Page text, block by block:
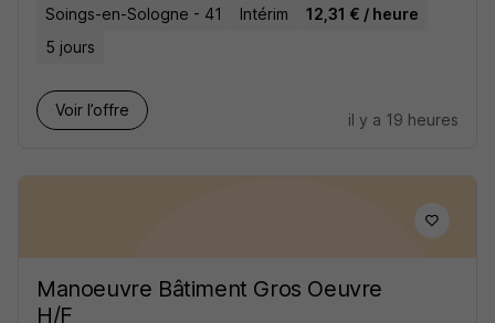
Soings-en-Sologne - 41 Intérim
12,31 € / heure
5 jours
Voir l’offre
il y a 19 heures
Manoeuvre Bâtiment Gros Oeuvre
H/F